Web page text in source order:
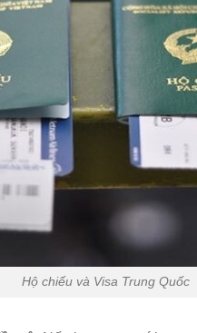
Hộ chiếu và Visa Trung Quốc